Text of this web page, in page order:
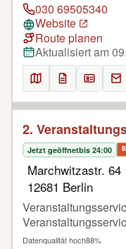
030 69505340
Website
Route planen
Aktualisiert am
2.
Jetzt geöffnetbis 24:00
Marchwitzastr. 64
12681 Berlin
Datenqualität hoch88%